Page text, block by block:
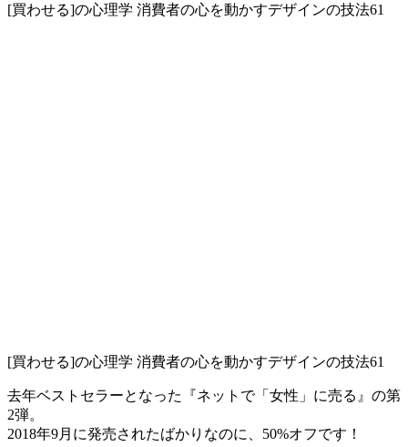
[買わせる]の心理学 消費者の心を動かすデザインの技法61
[買わせる]の心理学 消費者の心を動かすデザインの技法61
去年ベストセラーとなった『ネットで「女性」に売る』の第
2弾。
2018年9月に発売されたばかりなのに、50%オフです！